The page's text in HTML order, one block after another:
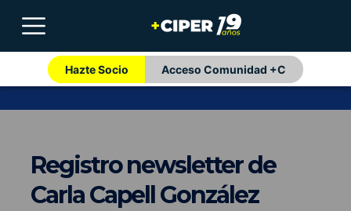
Hazte Socio Acceso Comunidad +C
Registro newsletter de
Carla Capell González